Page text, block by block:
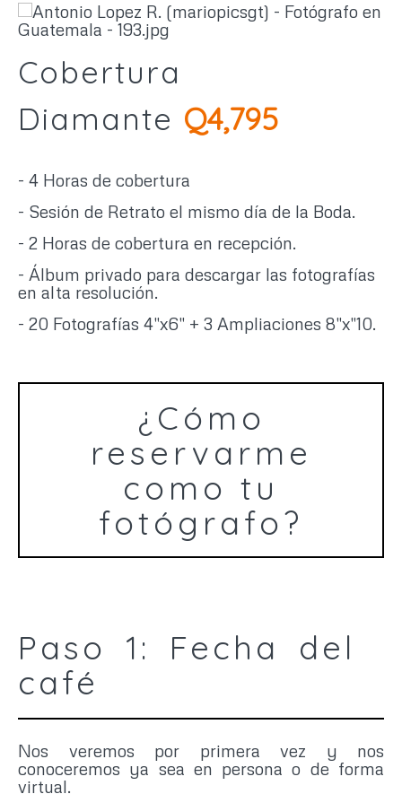
Cobertura
Diamante Q4,795
- 4 Horas de cobertura
- Sesión de Retrato el mismo día de la Boda.
- 2 Horas de cobertura en recepción.
- Álbum privado para descargar las fotografías
en alta resolución.
- 20 Fotografías 4"x6" + 3 Ampliaciones 8"x"10.
¿Cómo
reservarme
como tu
fotógrafo?
Paso 1: Fecha del
café
Nos veremos por primera vez y nos
conoceremos ya sea en persona o de forma
virtual.